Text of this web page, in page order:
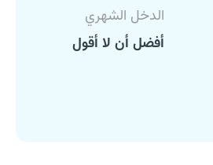
الدخل الشهري
أفضل أن لا أقول